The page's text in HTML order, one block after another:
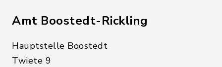
Amt Boostedt-Rickling
Hauptstelle Boostedt
Twiete 9